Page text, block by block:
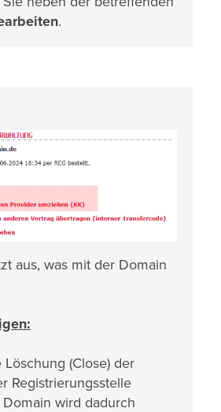
.
aus, was mit der Domain
(Close) der
Registrierungsstelle
wird dadurch